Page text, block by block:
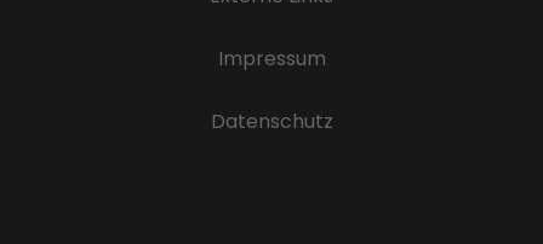
Impressum
Datenschutz